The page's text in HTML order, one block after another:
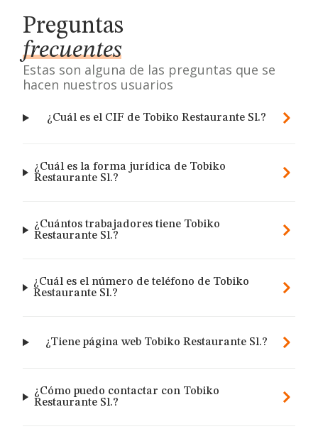
Preguntas
frecuentes
Estas son alguna de las preguntas que se
hacen nuestros usuarios
¿Cuál es el CIF de Tobiko Restaurante Sl.?
¿Cuál es la forma jurídica de Tobiko
Restaurante Sl.?
¿Cuántos trabajadores tiene Tobiko
Restaurante Sl.?
¿Cuál es el número de teléfono de Tobiko
Restaurante Sl.?
¿Tiene página web Tobiko Restaurante Sl.?
¿Cómo puedo contactar con Tobiko
Restaurante Sl.?